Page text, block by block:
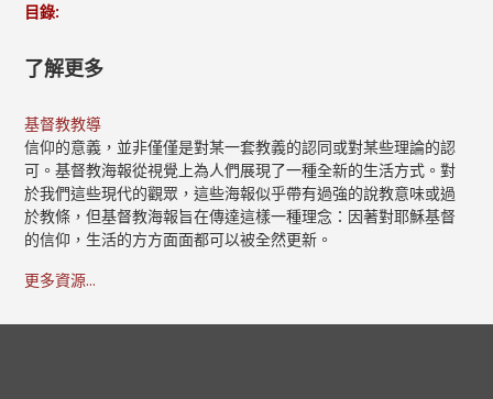
目錄:
了解更多
基督教教導
信仰的意義，並非僅僅是對某一套教義的認同或對某些理論的認
可。基督教海報從視覺上為人們展現了一種全新的生活方式。對
於我們這些現代的觀眾，這些海報似乎帶有過強的說教意味或過
於教條，但基督教海報旨在傳達這樣一種理念：因著對耶穌基督
的信仰，生活的方方面面都可以被全然更新。
更多資源...